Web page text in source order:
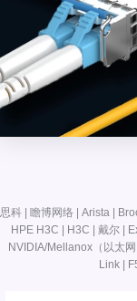
思科 | 瞻博网络 | Arista |
HPE H3C | H3C | 戴尔 |
NVIDIA/Mellanox（以太
Link |